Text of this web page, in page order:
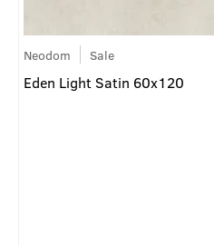
Neodom Sale
Eden Light Satin 60x120